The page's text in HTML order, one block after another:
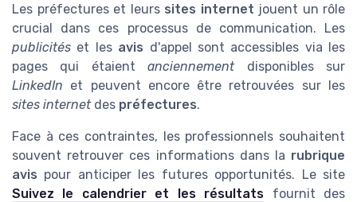
Les préfectures et leurs sites internet jouent un rôle
crucial dans ces processus de communication. Les
publicités et les avis d'appel sont accessibles via les
pages qui étaientanciennementdisponibles sur
LinkedIn et peuvent encore être retrouvées sur les
sites internetdes préfectures.
Face à ces contraintes, les professionnels souhaitent
souvent retrouver ces informations dans la rubrique
avis pour anticiper les futures opportunités. Le site
Suivez le calendrier et les résultats fournit des